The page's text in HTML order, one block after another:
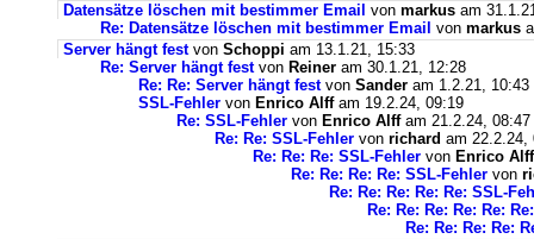
Datensätze löschen mit bestimmer Email von markus am
Re: Datensätze löschen mit bestimmer Email von markus
Server hängt festvon Schoppi am 13.1.21, 15:33
Re: Server hängt festvon Reiner am 30.1.21, 12:28
Re: Re: Server hängt festvon Sander am 1.2.21, 10:43
SSL-Fehler von Enrico Alffam 19.2.24, 09:19
Re: SSL-Fehler von Enrico Alffam 21.2.24, 08:47
Re: Re: SSL-Fehler von richard am 22.2.24,
Re: Re: Re: SSL-Fehler von Enrico Alff
Re: Re: Re: Re: SSL-Fehler von
Re: Re: Re: Re: Re: SSL-
Re: Re: Re: Re: Re:
Re: Re: Re: Re: